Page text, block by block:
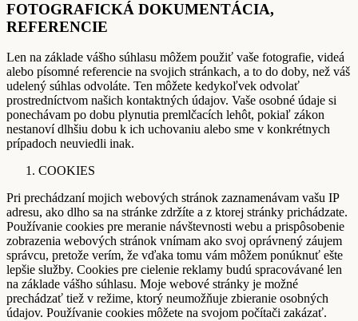
FOTOGRAFICKÁ DOKUMENTÁCIA,
REFERENCIE
Len na základe vášho súhlasu môžem použiť vaše fotografie, videá
alebo písomné referencie na svojich stránkach, a to do doby, než váš
udelený súhlas odvoláte. Ten môžete kedykoľvek odvolať
prostredníctvom našich kontaktných údajov. Vaše osobné údaje si
ponechávam po dobu plynutia premlčacích lehôt, pokiaľ zákon
nestanoví dlhšiu dobu k ich uchovaniu alebo sme v konkrétnych
prípadoch neuviedli inak.
COOKIES
Pri prechádzaní mojich webových stránok zaznamenávam vašu IP
adresu, ako dlho sa na stránke zdržíte a z ktorej stránky prichádzate.
Používanie cookies pre meranie návštevnosti webu a prispôsobenie
zobrazenia webových stránok vnímam ako svoj oprávnený záujem
správcu, pretože verím, že vďaka tomu vám môžem ponúknuť ešte
lepšie služby. Cookies pre cielenie reklamy budú spracovávané len
na základe vášho súhlasu. Moje webové stránky je možné
prechádzať tiež v režime, ktorý neumožňuje zbieranie osobných
údajov. Používanie cookies môžete na svojom počítači zakázať.